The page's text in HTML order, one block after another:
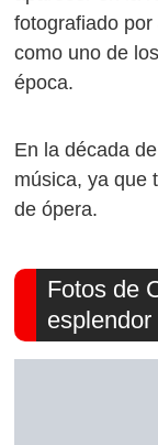
fotografiado
como uno de
época.
En la década
música, ya que
de ópera.
Fotos de
esplendor